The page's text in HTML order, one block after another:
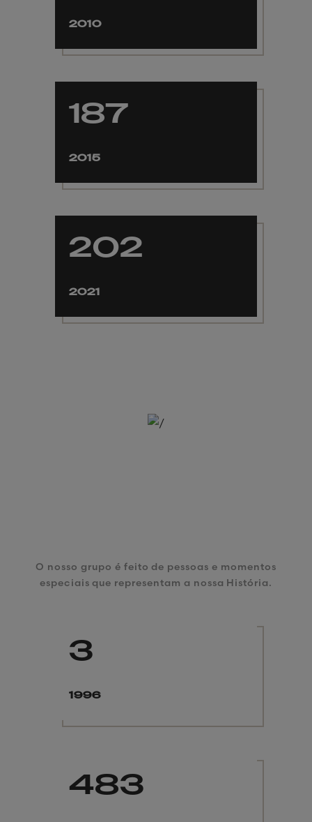
2010
187
2015
202
2021
O nosso grupo é feito de pessoas e momentos
especiais que representam a nossa História.
3
1996
483